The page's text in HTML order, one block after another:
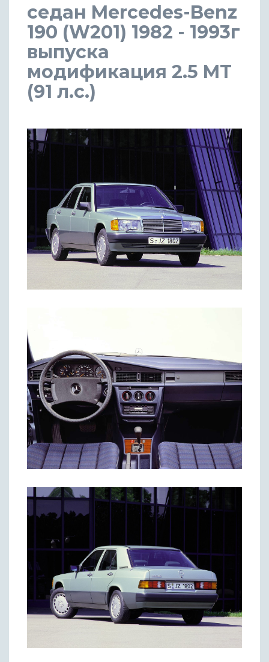
седан Mercedes-Benz
190 (W201) 1982 - 1993г
выпуска
модификация 2.5 MT
(91 л.с.)